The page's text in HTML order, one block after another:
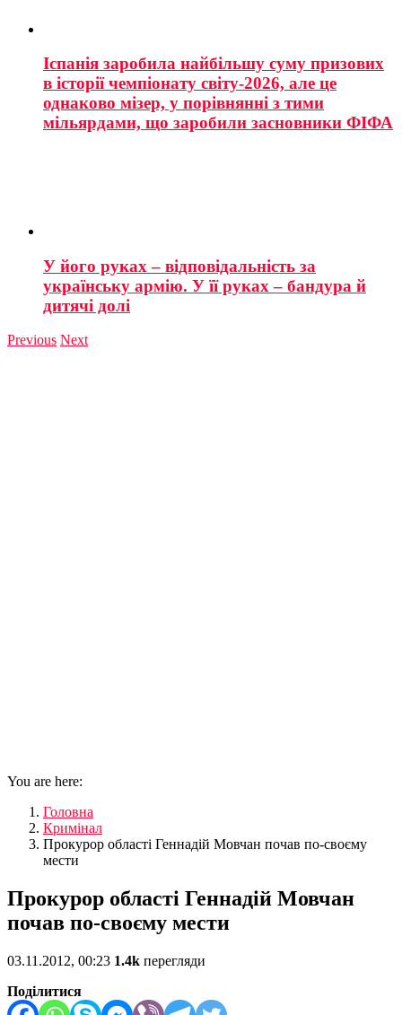
Іспанія заробила найбільшу суму призових
в історії чемпіонату світу-2026, але це
однаково мізер, у порівнянні з тими
мільярдами, що заробили засновники ФІФА
У його руках – відповідальність за
українську армію. У її руках – бандура й
дитячі долі
Previous Next
You are here:
Головна
Кримінал
Прокурор області Геннадій Мовчан почав по-своєму
мести
Прокурор області Геннадій Мовчан
почав по-своєму мести
03.11.2012, 00:23 1.4k перегляди
Поділитися